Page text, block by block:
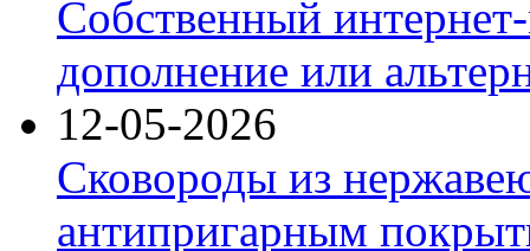
Собственный
дополнение или
12-05-2026
Сковороды из
антипригарным